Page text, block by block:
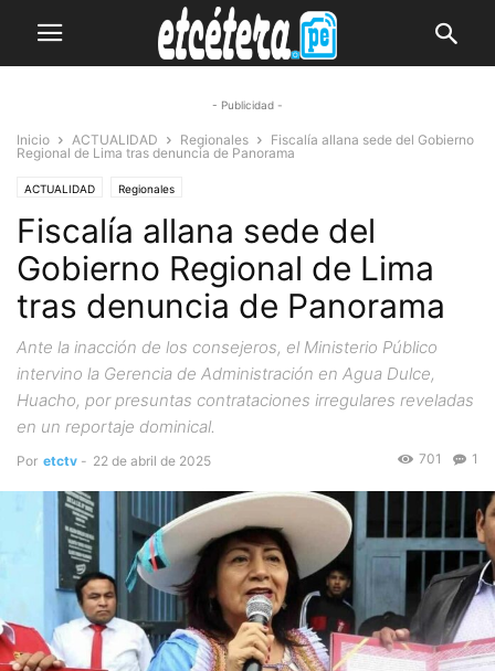
- Publicidad -
Inicio ACTUALIDAD Regionales
Fiscalía allana sede del Gobierno
Regional de Lima tras denuncia de Panorama
ACTUALIDAD Regionales
Fiscalía allana sede del
Gobierno Regional de Lima
tras denuncia de Panorama
Ante la inacción de los consejeros, el Ministerio Público
intervino la Gerencia de Administración en Agua Dulce,
Huacho, por presuntas contrataciones irregulares reveladas
en un reportaje dominical.
Por etctv - 22 de abril de 2025 1
701